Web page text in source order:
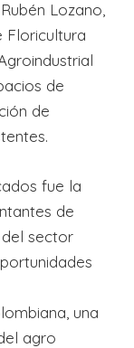
Lozano,
Floricultura
de
de
fue la
de
sector
una
agro